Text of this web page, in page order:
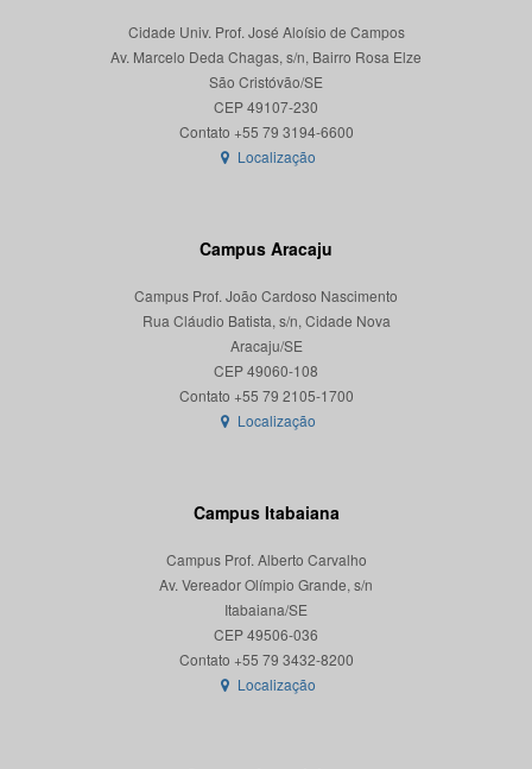
Cidade Univ. Prof. José Aloísio de Campos
Av. Marcelo Deda Chagas, s/n, Bairro Rosa Elze
São Cristóvão/SE
CEP 49107-230
Localização
Campus Aracaju
Campus Prof. João Cardoso Nascimento
Rua Cláudio Batista, s/n, Cidade Nova
Aracaju/SE
CEP 49060-108
Localização
Campus Itabaiana
Campus Prof. Alberto Carvalho
Av. Vereador Olímpio Grande, s/n
Itabaiana/SE
CEP 49506-036
Localização